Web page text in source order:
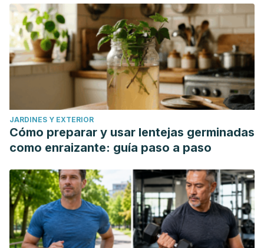
JARDINES Y EXTERIOR
Cómo preparar y usar lentejas germinadas
como enraizante: guía paso a paso